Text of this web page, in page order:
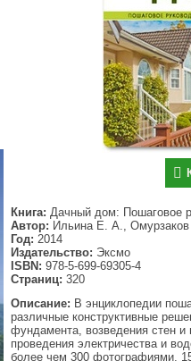
Книга: Дачный дом: Пошаговое
Автор: Ильина Е. А.,
Год: 2014
Издательство: Эксмо
ISBN: 978-5-699-69305-4
Страниц: 320
Описание: В энциклопедии
различные конструктивные
фундамента, возведения стен
проведения электричества и
более чем 300 фотографиями,
▼
▼